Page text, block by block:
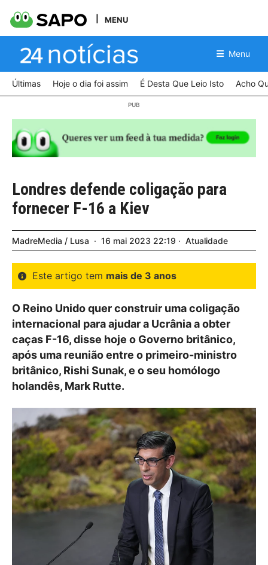
MENU
Menu
Últimas Hoje o dia foi assim É Desta Que Leio Isto Acho
Londres defende coligação para
fornecer F-16 a Kiev
MadreMedia / Lusa 16 mai 2023 22:19 Atualidade
Este artigo tem mais de 3 anos
O Reino Unido quer construir uma coligação
internacional para ajudar a Ucrânia a obter
caças F-16, disse hoje o Governo britânico,
após uma reunião entre o primeiro-ministro
britânico, Rishi Sunak, e o seu homólogo
holandês, Mark Rutte.